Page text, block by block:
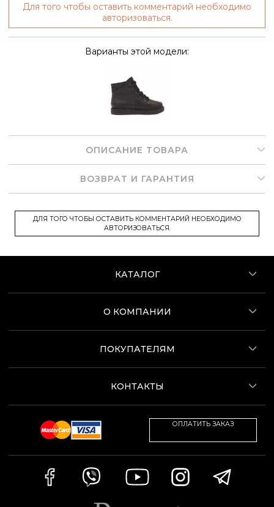
Для того чтобы оставить комментарий необходимо
авторизоваться.
Варианты этой модели:
ОПИСАНИЕ ТОВАРА
ВОЗВРАТ И ГАРАНТИЯ
ДЛЯ ТОГО ЧТОБЫ ОСТАВИТЬ КОММЕНТАРИЙ НЕОБХОДИМО
АВТОРИЗОВАТЬСЯ.
КАТАЛОГ
О КОМПАНИИ
ПОКУПАТЕЛЯМ
КОНТАКТЫ
ОПЛАТИТЬ ЗАКАЗ